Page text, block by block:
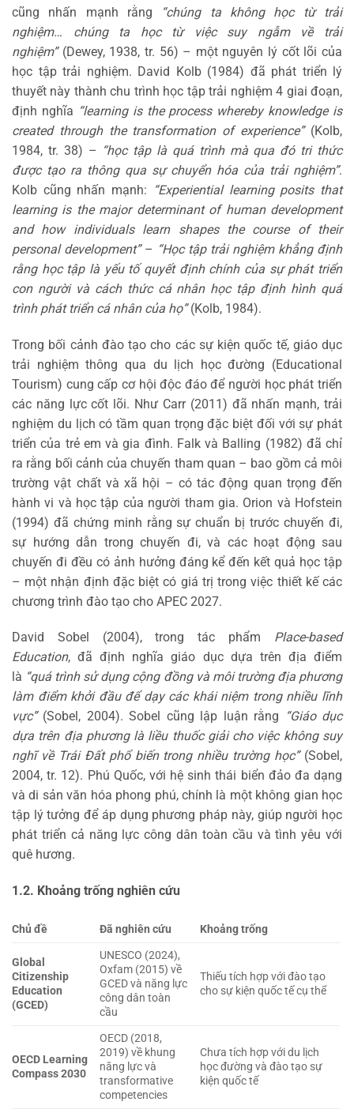
cũng nhấn mạnh rằng
“chúng ta không học từ trải
nghiệm… chúng ta học từ việc suy ngẫm về trải
nghiệm”(Dewey, 1938, tr. 56) – một nguyên lý cốt lõi của
học tập trải nghiệm. David Kolb (1984) đã phát triển lý
thuyết này thành chu trình học tập trải nghiệm 4 giai đoạn,
định nghĩa “learning is the process whereby knowledge is
created through the transformation of experience”(Kolb,
1984, tr. 38) – “học tập là quá trình mà qua đó tri thức
được tạo ra thông qua sự chuyển hóa của trải nghiệm”.
Kolb cũng nhấn mạnh:
“Experiential learning posits that
learning is the major determinant of human development
and how individuals learn shapes the course of their
personal development”– “Học tập trải nghiệm khẳng định
rằng học tập là yếu tố quyết định chính của sự phát triển
con người và cách thức cá nhân học tập định hình quá
trình phát triển cá nhân của họ”(Kolb, 1984).
Trong bối cảnh đào tạo cho các sự kiện quốc tế, giáo dục
trải nghiệm thông qua du lịch học đường (Educational
Tourism) cung cấp cơ hội độc đáo để người học phát triển
các năng lực cốt lõi. Như Carr (2011) đã nhấn mạnh, trải
nghiệm du lịch có tầm quan trọng đặc biệt đối với sự phát
triển của trẻ em và gia đình. Falk và Balling (1982) đã chỉ
ra rằng bối cảnh của chuyến tham quan – bao gồm cả môi
trường vật chất và xã hội – có tác động quan trọng đến
hành vi và học tập của người tham gia. Orion và Hofstein
(1994) đã chứng minh rằng sự chuẩn bị trước chuyến đi,
sự hướng dẫn trong chuyến đi, và các hoạt động sau
chuyến đi đều có ảnh hưởng đáng kể đến kết quả học tập
– một nhận định đặc biệt có giá trị trong việc thiết kế các
chương trình đào tạo cho APEC 2027.
David Sobel (2004), trong tác phẩm Place-based
Education, đã định nghĩa giáo dục dựa trên địa điểm
là “quá trình sử dụng cộng đồng và môi trường địa phương
làm điểm khởi đầu để dạy các khái niệm trong nhiều lĩnh
vực”(Sobel, 2004). Sobel cũng lập luận rằng
“Giáo dục
dựa trên địa phương là liều thuốc giải cho việc không suy
nghĩ về Trái Đất phổ biến trong nhiều trường học”(Sobel,
2004, tr. 12). Phú Quốc, với hệ sinh thái biển đảo đa dạng
và di sản văn hóa phong phú, chính là một không gian học
tập lý tưởng để áp dụng phương pháp này, giúp người học
phát triển cả năng lực công dân toàn cầu và tình yêu với
quê hương.
1.2. Khoảng trống nghiên cứu
Chủ đề Đã nghiên cứu Khoảng trống
Global
Citizenship
Education
(GCED)
UNESCO (2024),
Oxfam (2015) về
GCED và năng lực
công dân toàn
cầu
Thiếu tích hợp với đào tạo
cho sự kiện quốc tế cụ thể
OECD Learning
Compass 2030
OECD (2018,
2019) về khung
năng lực và
transformative
competencies
Chưa tích hợp với du lịch
học đường và đào tạo sự
kiện quốc tế